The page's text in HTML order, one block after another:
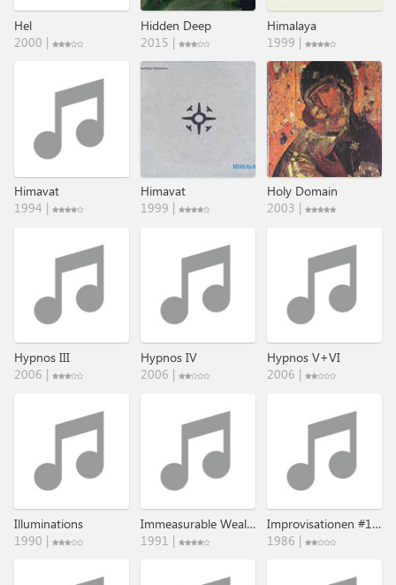
Hel
2000 |
Hidden Deep
2015 |
Himalaya
1999 |
Himavat
1994 |
Himavat
1999 |
Holy Domain
2003 |
Hypnos III
2006 |
Hypnos IV
2006 |
Hypnos V+VI
2006 |
Illuminations
1990 |
Immeasurable Wealth
1991 |
Improvisationen #1 & #2
1986 |